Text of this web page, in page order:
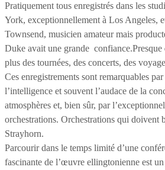
Pratiquement tous enregistrés dans les
York, exceptionnellement à Los Angeles,
Townsend, musicien amateur mais
Duke avait une grande
plus des tournées, des concerts, des
Ces enregistrements sont remarquables
l’intelligence et souvent l’audace de la
atmosphères et, bien sûr, par
orchestrations. Orchestrations qui doivent
Strayhorn.
Parcourir dans le temps limité d’une
fascinante de l’œuvre ellingtonienne est